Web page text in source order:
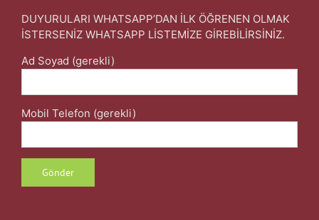
DUYURULARI WHATSAPP’DAN İLK ÖĞRENEN OLMAK
İSTERSENİZ WHATSAPP LİSTEMİZE GİREBİLİRSİNİZ.
Ad Soyad (gerekli)
Mobil Telefon (gerekli)